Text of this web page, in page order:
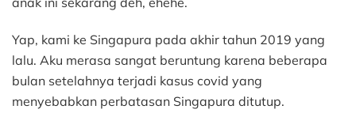
Yap, kami ke Singapura pada akhir tahun 2019 yang
lalu. Aku merasa sangat beruntung karena beberapa
bulan setelahnya terjadi kasus covid yang
menyebabkan perbatasan Singapura ditutup.